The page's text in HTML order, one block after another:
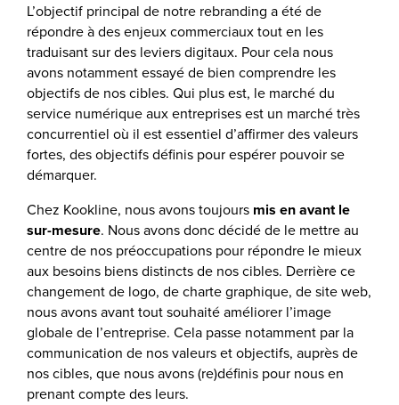
L’objectif principal de notre rebranding a été de
répondre à des enjeux commerciaux tout en les
traduisant sur des leviers digitaux. Pour cela nous
avons notamment essayé de bien comprendre les
objectifs de nos cibles. Qui plus est, le marché du
service numérique aux entreprises est un marché très
concurrentiel où il est essentiel d’affirmer des valeurs
fortes, des objectifs définis pour espérer pouvoir se
démarquer.
Chez Kookline, nous avons toujours mis en avant le
sur-mesure. Nous avons donc décidé de le mettre au
centre de nos préoccupations pour répondre le mieux
aux besoins biens distincts de nos cibles. Derrière ce
changement de logo, de charte graphique, de site web,
nous avons avant tout souhaité améliorer l’image
globale de l’entreprise. Cela passe notamment par la
communication de nos valeurs et objectifs, auprès de
nos cibles, que nous avons (re)définis pour nous en
prenant compte des leurs.